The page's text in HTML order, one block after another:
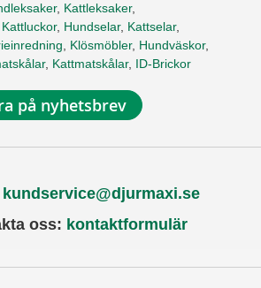
, Kattleksaker,
Kattluckor, Hundselar, Kattselar,
, Klösmöbler, Hundväskor,
, Kattmatskålar, ID-Brickor
på nyhetsbrev
kundservice@djurmaxi.se
oss: kontaktformulär